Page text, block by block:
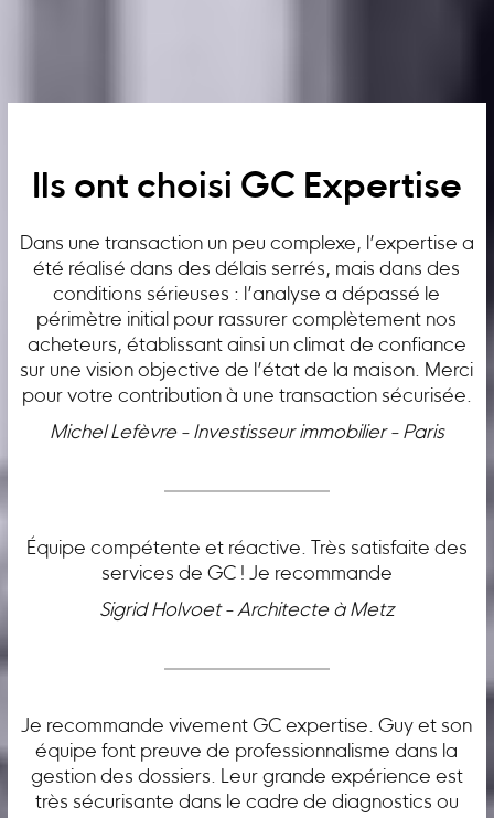
Ils ont choisi GC Expertise
Dans une transaction un peu complexe, l’expertise a
été réalisé dans des délais serrés, mais dans des
conditions sérieuses : l’analyse a dépassé le
périmètre initial pour rassurer complètement nos
acheteurs, établissant ainsi un climat de confiance
sur une vision objective de l’état de la maison. Merci
pour votre contribution à une transaction sécurisée.
Michel Lefèvre - Investisseur immobilier - Paris
Équipe compétente et réactive. Très satisfaite des
services de GC ! Je recommande
Sigrid Holvoet - Architecte à Metz
Je recommande vivement GC expertise. Guy et son
équipe font preuve de professionnalisme dans la
gestion des dossiers. Leur grande expérience est
très sécurisante dans le cadre de diagnostics ou